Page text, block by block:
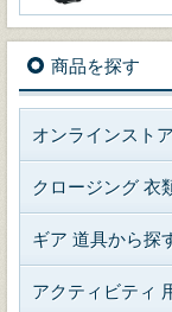
商品を探す
オンラインスト
クロージング 衣
ギア 道具から探
アクティビティ